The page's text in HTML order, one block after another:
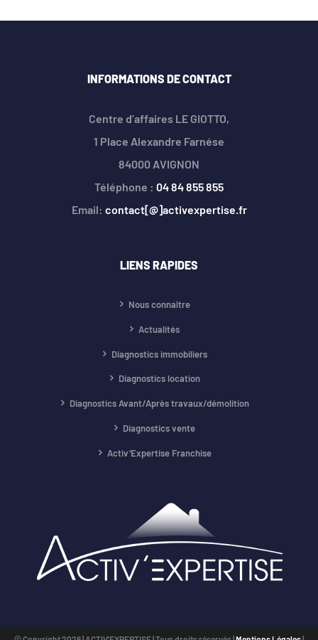
INFORMATIONS DE CONTACT
Centre d’affaires LE GIOTTO,
1 Place Alexandre Farnése
84000 AVIGNON
Téléphone : 04 84 855 855
Email: contact[@]activexpertise.fr
LIENS RAPIDES
Nous connaître
Actualités
Diagnostics immobiliers
Diagnostics location
Diagnostics Avant/Après travaux/démolition
Diagnostics vente
Activ’Expertise Franchise